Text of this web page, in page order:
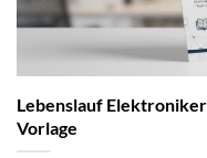
Lebenslauf
Vorlage